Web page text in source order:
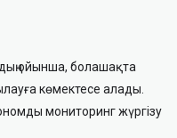
ойынша, болашақта
көмектесе алады.
мониторинг жүргізу